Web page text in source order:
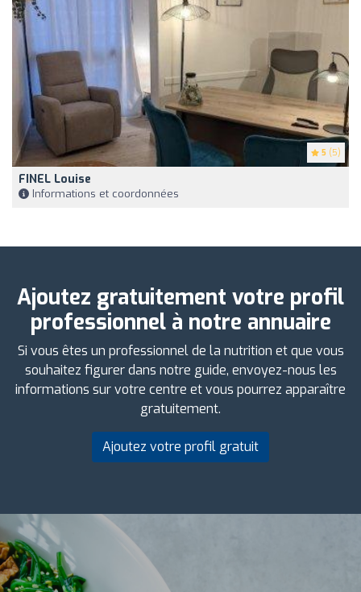
5 (5)
FINEL Louise
Informations et coordonnées
Ajoutez gratuitement votre profil
professionnel à notre annuaire
Si vous êtes un professionnel de la nutrition et que vous
souhaitez figurer dans notre guide, envoyez-nous les
informations sur votre centre et vous pourrez apparaître
gratuitement.
Ajoutez votre profil gratuit